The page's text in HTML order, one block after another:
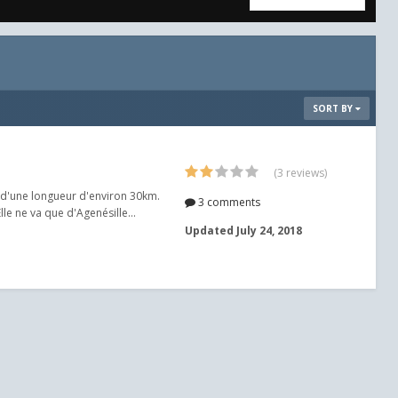
SORT BY
longueur d'environ 30km.
ne va que d'Agenésille...
(3 reviews)
3 comments
Updated July 24, 2018